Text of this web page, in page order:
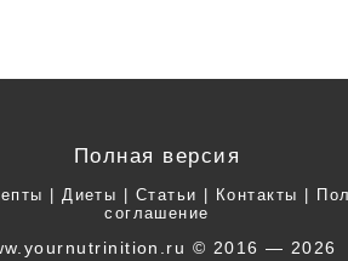
Полная версия
| Диеты | Статьи | Контакты |
соглашение
© 2016 — 2026